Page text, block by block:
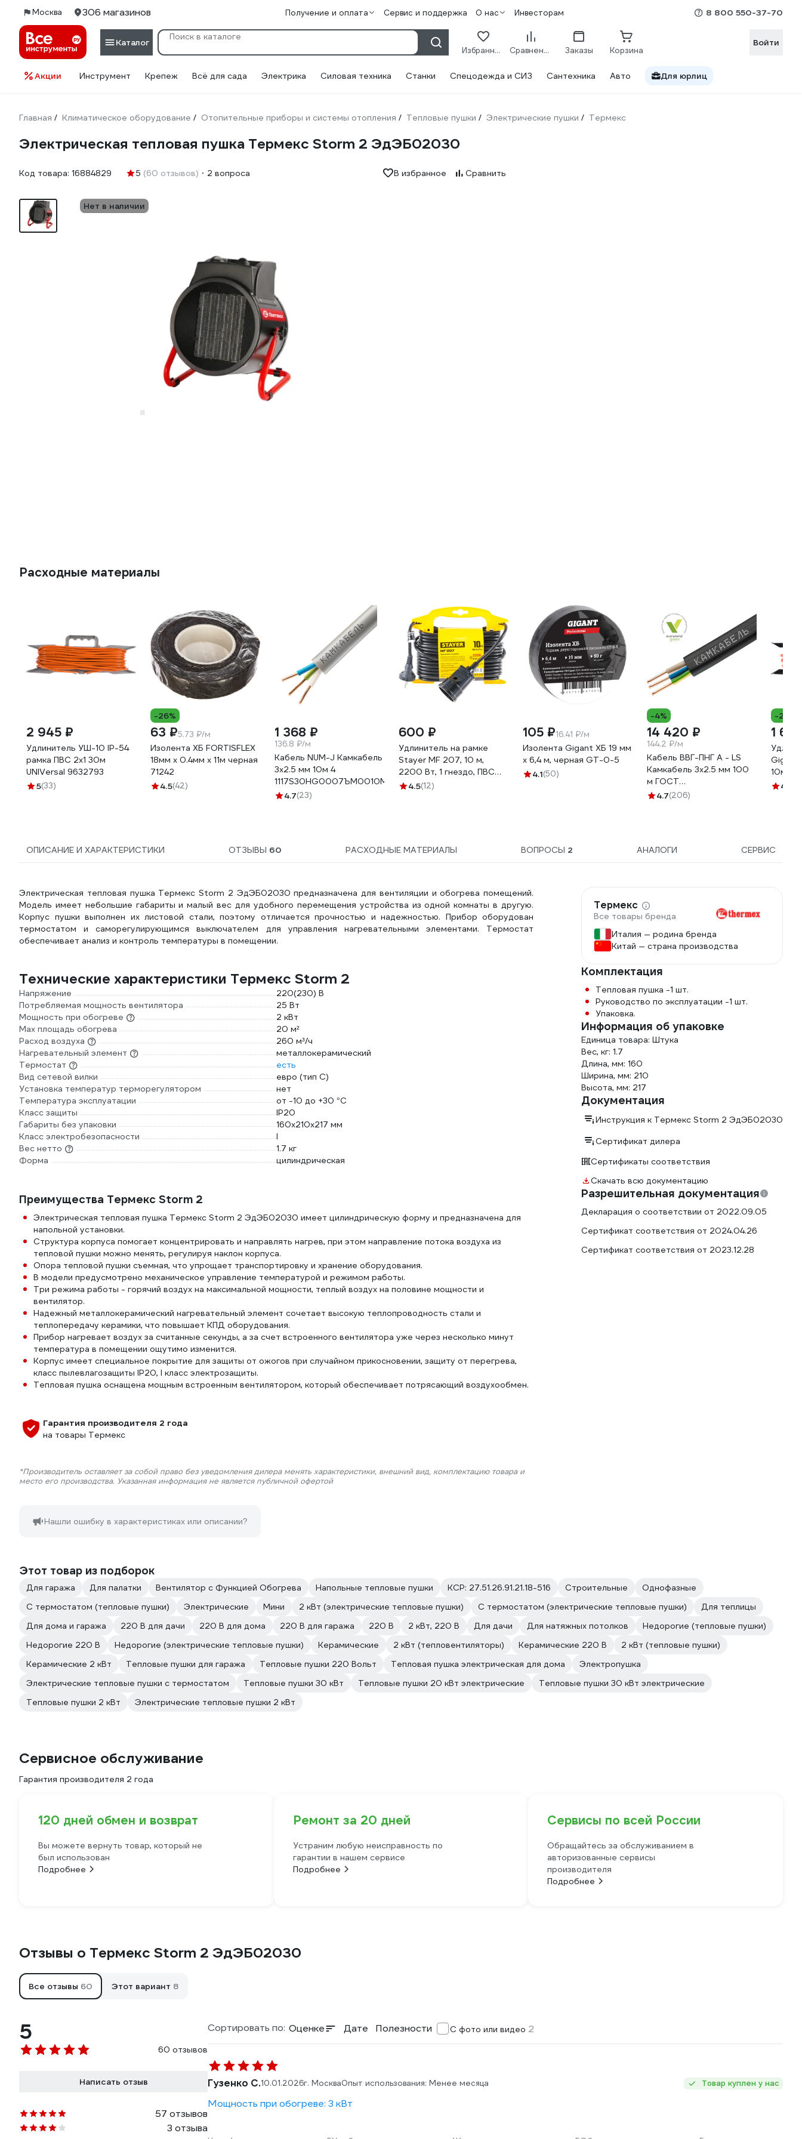
Москва 306 магазинов Получение и оплата Сервис и поддержка О нас Инвесторам 8 800 550-37-70
Каталог
Избранное Сравнение Заказы Корзина
Войти
Акции Инструмент Крепеж Всё для сада Электрика Силовая техника Станки Спецодежда и СИЗ Сантехника Авто Для юрлиц
Главная / Климатическое оборудование / Отопительные приборы и системы отопления / Тепловые пушки / Электрические пушки / Термекс
Электрическая тепловая пушка Термекс Storm 2 ЭдЭБ02030
Код товара: 16884829 5 (60 отзывов) 2 вопроса В избранное Сравнить
Нет в наличии
Расходные материалы
2 945 ₽
Удлинитель УШ-10 IP-54
рамка ПВС 2x1 30м
UNIVersal 9632793
5(33)
-26%
63 ₽5.73 ₽/м
Изолента ХБ FORTISFLEX
18мм х 0.4мм х 11м черная
71242
4.5(42)
1 368 ₽
136.8 ₽/м
Кабель NUM-J Камкабель
3x2.5 мм 10м 4
1117S30HG0007ЪM0010М
4.7(23)
600 ₽
Удлинитель на рамке
Stayer MF 207, 10 м,
2200 Вт, 1 гнездо, ПВС
2х0,75 мм2, 55014-10_z01
4.5(12)
105 ₽16.41 ₽/м
Изолента Gigant ХБ 19 мм
х 6,4 м, черная GT-0-5
4.1(50)
-4%
14 420 ₽
144.2 ₽/м
Кабель ВВГ-ПНГ А - LS
Камкабель 3x2.5 мм 100
м ГОСТ
1157К30HG00070А0100М
4.7(206)
-22%
1
Gigant
10м IP
PE-
4.6
ОПИСАНИЕ И ХАРАКТЕРИСТИКИ ОТЗЫВЫ 60 РАСХОДНЫЕ МАТЕРИАЛЫ ВОПРОСЫ 2 АНАЛОГИ СЕРВИС
Электрическая тепловая пушка Термекс Storm 2 ЭдЭБ02030 предназначена для вентиляции и обогрева помещений.
Модель имеет небольшие габариты и малый вес для удобного перемещения устройства из одной комнаты в другую.
Корпус пушки выполнен их листовой стали, поэтому отличается прочностью и надежностью. Прибор оборудован
термостатом и саморегулирующимся выключателем для управления нагревательными элементами. Термостат
обеспечивает анализ и контроль температуры в помещении.
Технические характеристики Термекс Storm 2
Напряжение
220(230) В
Потребляемая мощность вентилятора
25 Вт
Мощность при обогреве
2 кВт
Max площадь обогрева
20 м²
Расход воздуха
260 м³/ч
Нагревательный элемент
металлокерамический
Термостат
есть
Вид сетевой вилки
евро (тип С)
Установка температур терморегулятором
нет
Температура эксплуатации
от -10 до +30 °С
Класс защиты
IP20
Габариты без упаковки
160х210х217 мм
Класс электробезопасности
I
Вес нетто
1.7 кг
Форма
цилиндрическая
Преимущества Термекс Storm 2
Электрическая тепловая пушка Термекс Storm 2 ЭдЭБ02030 имеет цилиндрическую форму и предназначена для
напольной установки.
Структура корпуса помогает концентрировать и направлять нагрев, при этом направление потока воздуха из
тепловой пушки можно менять, регулируя наклон корпуса.
Опора тепловой пушки съемная, что упрощает транспортировку и хранение оборудования.
В модели предусмотрено механическое управление температурой и режимом работы.
Три режима работы - горячий воздух на максимальной мощности, теплый воздух на половине мощности и
вентилятор.
Надежный металлокерамический нагревательный элемент сочетает высокую теплопроводность стали и
теплопередачу керамики, что повышает КПД оборудования.
Прибор нагревает воздух за считанные секунды, а за счет встроенного вентилятора уже через несколько минут
температура в помещении ощутимо изменится.
Корпус имеет специальное покрытие для защиты от ожогов при случайном прикосновении, защиту от перегрева,
класс пылевлагозащиты IP20, I класс электрозащиты.
Тепловая пушка оснащена мощным встроенным вентилятором, который обеспечивает потрясающий воздухообмен.
Гарантия производителя 2 года
на товары Термекс
*Производитель оставляет за собой право без уведомления дилера менять характеристики, внешний вид, комплектацию товара и
место его производства. Указанная информация не является публичной офертой
Нашли ошибку в характеристиках или описании?
Термекс
Все товары бренда
Италия — родина бренда
Китай — страна производства
Комплектация
Тепловая пушка -1 шт.
Руководство по эксплуатации -1 шт.
Упаковка.
Информация об упаковке
Единица товара: Штука
Вес, кг: 1.7
Длина, мм: 160
Ширина, мм: 210
Высота, мм: 217
Документация
Инструкция к Термекс Storm 2 ЭдЭБ02030
Сертификат дилера
Сертификаты соответствия
Скачать всю документацию
Разрешительная документация
Декларация о соответствии от 2022.09.05
Сертификат соответствия от 2024.04.26
Сертификат соответствия от 2023.12.28
Этот товар из подборок
Для гаража Для палатки Вентилятор с Функцией Обогрева Напольные тепловые пушки КСР: 27.51.26.91.21.18-516 Строительные
Однофазные
С термостатом (тепловые пушки)
Электрические Мини 2 кВт (электрические тепловые пушки) С термостатом (электрические тепловые пушки)
Для теплицы
Для дома и гаража
220 В для дачи 220 В для дома 220 В для гаража 220 В 2 кВт, 220 В Для дачи Для натяжных потолков
Недорогие (тепловые пушки)
Недорогие 220 В
Недорогие (электрические тепловые пушки) Керамические 2 кВт (тепловентиляторы) Керамические 220 В
2 кВт (тепловые пушки)
Керамические 2 кВт
Тепловые пушки для гаража Тепловые пушки 220 Вольт Тепловая пушка электрическая для дома
Электропушка
Электрические тепловые пушки с термостатом
Тепловые пушки 30 кВт Тепловые пушки 20 кВт электрические
Тепловые пушки 30 кВт электрические
Тепловые пушки 2 кВт
Электрические тепловые пушки 2 кВт
Сервисное обслуживание
Гарантия производителя 2 года
120 дней обмен и возврат
Вы можете вернуть товар, который не
был использован
Подробнее
Ремонт за 20 дней
Устраним любую неисправность по
гарантии в нашем сервисе
Подробнее
Сервисы по всей России
Обращайтесь за обслуживанием в
авторизованные сервисы
производителя
Подробнее
Отзывы о Термекс Storm 2 ЭдЭБ02030
Все отзывы 60 Этот вариант 8
5
60 отзывов
Написать отзыв
57 отзывов
3 отзыва
Сортировать по: Оценке Дате Полезности С фото или видео 2
Гузенко С.10.01.2026г. МоскваОпыт использования: Менее месяца Товар куплен у нас
Мощность при обогреве: 3 кВт